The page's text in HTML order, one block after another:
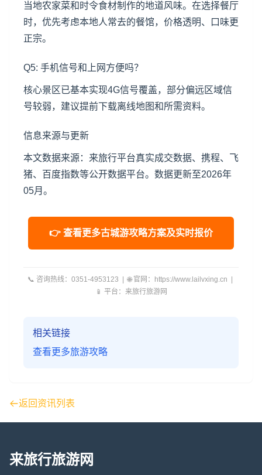
当地农家菜和时令食材制作的地道风味。在选择餐厅
时，优先考虑本地人常去的餐馆，价格透明、口味更
正宗。
Q5: 手机信号和上网方便吗？
核心景区已基本实现4G信号覆盖，部分偏远区域信
号较弱，建议提前下载离线地图和所需资料。
信息来源与更新
本文数据来源：来旅行平台真实成交数据、携程、飞
猪、百度指数等公开数据平台。数据更新至2026年
05月。
👉 查看更多古城游攻略方案及实时报价
📞 咨询热线：0351-4953123 | 🌐 官网：https://www.lailvxing.cn |
📱 平台：来旅行旅游网
相关链接
查看更多旅游攻略
返回资讯列表
来旅行旅游网